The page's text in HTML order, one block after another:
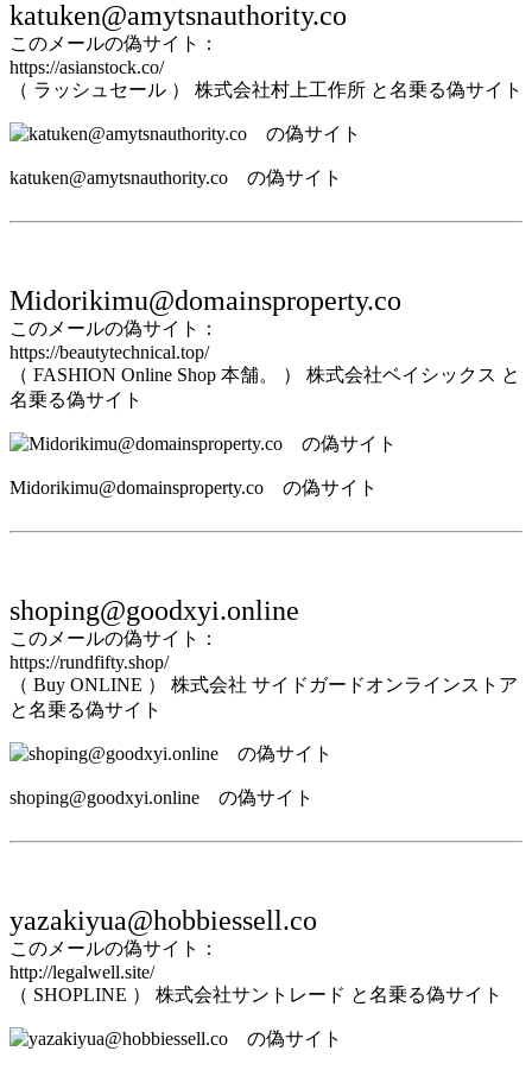
katuken@amytsnauthority.co
このメールの偽サイト：
https://asianstock.co/
（ ラッシュセール ） 株式会社村上工作所 と名乗る偽サイト
katuken@amytsnauthority.co の偽サイト
Midorikimu@domainsproperty.co
このメールの偽サイト：
https://beautytechnical.top/
（ FASHION Online Shop 本舗。 ） 株式会社ベイシックス と
名乗る偽サイト
Midorikimu@domainsproperty.co の偽サイト
shoping@goodxyi.online
このメールの偽サイト：
https://rundfifty.shop/
（ Buy ONLINE ） 株式会社 サイドガードオンラインストア
と名乗る偽サイト
shoping@goodxyi.online の偽サイト
yazakiyua@hobbiessell.co
このメールの偽サイト：
http://legalwell.site/
（ SHOPLINE ） 株式会社サントレード と名乗る偽サイト